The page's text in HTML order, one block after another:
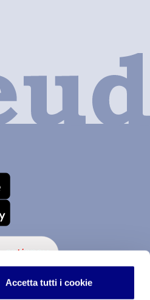
Accetta tutti i cookie
Chiedi a me!